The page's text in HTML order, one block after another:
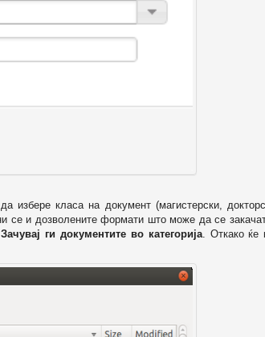
избере класа на документ (магистерски,
се и дозволените формати што може да се
Зачувај ги документите во категорија. Откако ќе